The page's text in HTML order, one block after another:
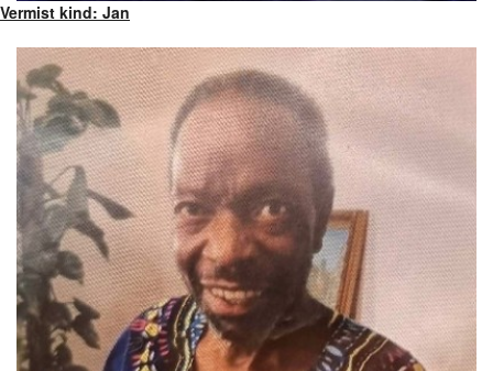
Vermist kind: Jan